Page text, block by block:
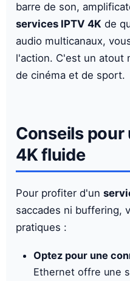
barre de son,
services IPTV 4K de
audio multicanaux,
l'action. C'est un atout
de cinéma et de sport.
Conseils
4K fluide
Pour profiter d'un
saccades ni buffering,
pratiques :
Optez pour une
Ethernet offre une